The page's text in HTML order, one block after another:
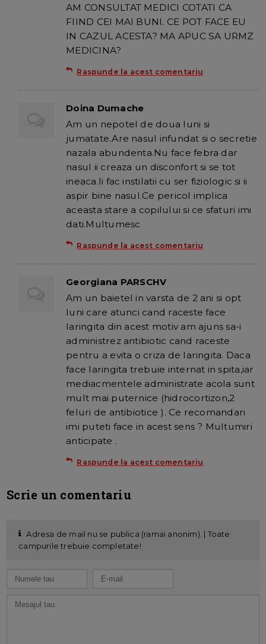
AM CONSULTAT MEDICI COTATI CA
FIIND CEI MAI BUNI. CE POT FACE EU
IN CAZUL ACESTA? MA APUC SA URMZ
MEDICINA?
Raspunde la acest comentariu
Doina Dumache
Am un nepotel de doua luni si
jumatate.Are nasul infundat si o secretie
nazala abundenta.Nu face febra dar
nasul ii creaza un disconfort si se tot
ineaca.Ii fac instilatii cu ser fiziologic si ii
aspir bine nasul.Ce pericol implica
aceasta stare a copilului si ce sfaturi imi
dati.Multumesc
Raspunde la acest comentariu
Georgiana PARSCHV
Am un baietel in varsta de 2 ani si opt
luni care atunci cand raceste face
laringita din acest motiv am ajuns sa-i
administrez antibiotic cand raceste
pentru a evita o criza de laringita. Daca
face laringita trebuie internat in spita,iar
mediacmentele administrate acola sunt
mult mai puternice (hidrocortizon,2
feluri de antibiotice ). Ce recomandari
imi puteti face in acest sens ? Multumiri
anticipate .
Raspunde la acest comentariu
Scrie un comentariu
Adresa de mail nu se publica (ramai anonim). | Toate
campurile trebuie completate!